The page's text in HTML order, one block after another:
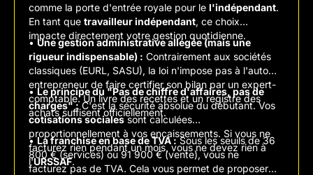
comme la porte d'entrée royale pour le l'indépendant.
En tant que travailleur indépendant, ce choix
impacte directement votre gestion quotidienne.
•Une gestion administrative allégée (mais une
rigueur indispensable) : Contrairement aux sociétés
classiques (EURL, SASU), la loi n'impose pas à l'auto-
entrepreneur de faire certifier son bilan par un expert-
comptable. Un livre des recettes et un registre des
achats suffisent officiellement.
•Le principe du "Pas de chiffre d'affaires, pas de
charges" :C'est la sécurité absolue du débutant. Vos
cotisations socialessont calculées
proportionnellement à vos encaissements. Si vous ne
facturez rien pendant un mois, vous ne devez rien à
l'URSSAF.
•La franchise en base de TVA :Sous les seuils de 36
800 € (services) ou 91 900 € (vente), vous ne
facturez pas de TVA. Cela vous permet de proposer